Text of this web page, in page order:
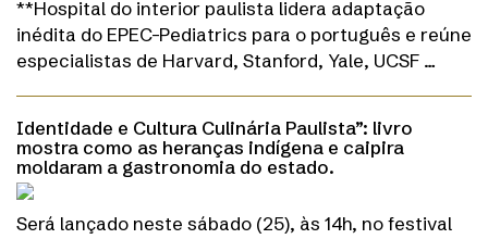
**Hospital do interior paulista lidera adaptação
inédita do EPEC-Pediatrics para o português e reúne
especialistas de Harvard, Stanford, Yale, UCSF …
Identidade e Cultura Culinária Paulista”: livro
mostra como as heranças indígena e caipira
moldaram a gastronomia do estado.
Será lançado neste sábado (25), às 14h, no festival